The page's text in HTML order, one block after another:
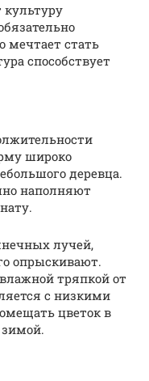
мечтает стать
способствует
широко
деревца.
наполняют
лучей,
опрыскивают.
тряпкой от
с низкими
цветок в
зимой.